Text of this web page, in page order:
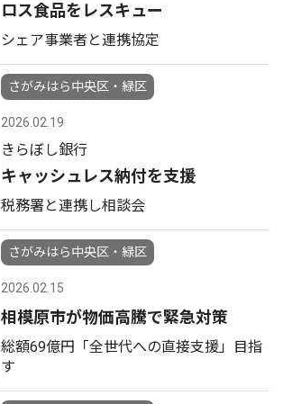
ロス食品をレスキュー
シェア事業者と連携協定
さがみはら中央区・緑区
2026.02.19
きらぼし銀行
キャッシュレス納付を支援
税務署と連携し相談会
さがみはら中央区・緑区
2026.02.15
相模原市が物価高騰で緊急対策
総額69億円「全世代への直接支援」目指
す